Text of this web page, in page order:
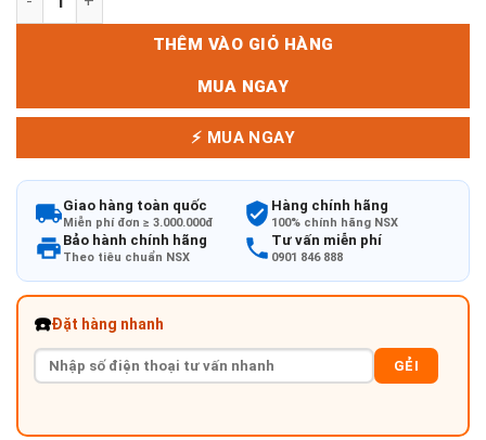
THÊM VÀO GIỎ HÀNG
MUA NGAY
⚡ MUA NGAY
Giao hàng toàn quốc
Miễn phí đơn ≥ 3.000.000đ
Hàng chính hãng
100% chính hãng NSX
Bảo hành chính hãng
Theo tiêu chuẩn NSX
Tư vấn miễn phí
0901 846 888
☎️Đặt hàng nhanh
GẺI